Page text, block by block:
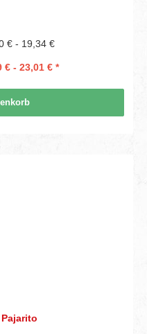
€ - 19,34 €
€ - 23,01 € *